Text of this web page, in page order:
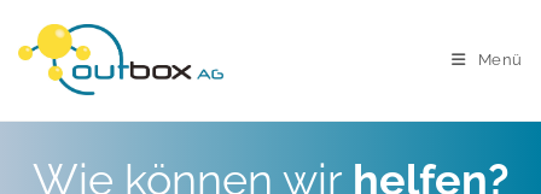
Menü
Wie können wir helfen?